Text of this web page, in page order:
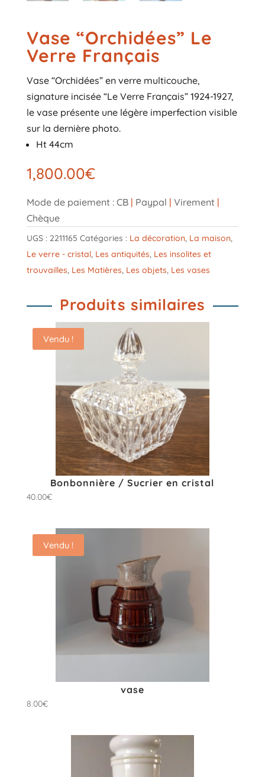
Vase “Orchidées” Le
Verre Français
Vase “Orchidées” en verre multicouche,
signature incisée “Le Verre Français” 1924-1927,
le vase présente une légère imperfection visible
sur la dernière photo.
Ht 44cm
1,800.00€
Mode de paiement : CB | Paypal | Virement |
Chèque
UGS : 2211165 Catégories : La décoration, La maison,
Le verre - cristal, Les antiquités Les insolites et
trouvailles Les Matières Les objets Les vases
Produits similaires
Bonbonnière / Sucrier en cristal
40.00€
Vendu !
vase
8.00€
Vendu !